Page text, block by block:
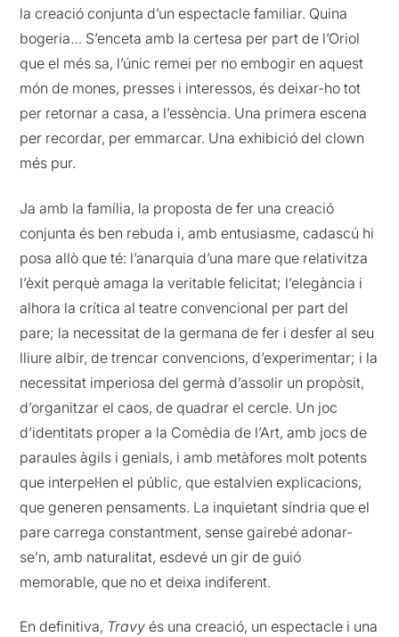
la creació conjunta d’un espectacle familiar. Quina
bogeria… S’enceta amb la certesa per part de l’Oriol
que el més sa, l’únic remei per no embogir en aquest
món de mones, presses i interessos, és deixar-ho tot
per retornar a casa, a l’essència. Una primera escena
per recordar, per emmarcar. Una exhibició del clown
més pur.
Ja amb la família, la proposta de fer una creació
conjunta és ben rebuda i, amb entusiasme, cadascú hi
posa allò que té: l’anarquia d’una mare que relativitza
l’èxit perquè amaga la veritable felicitat; l’elegància i
alhora la crítica al teatre convencional per part del
pare; la necessitat de la germana de fer i desfer al seu
lliure albir, de trencar convencions, d’experimentar; i la
necessitat imperiosa del germà d’assolir un propòsit,
d’organitzar el caos, de quadrar el cercle. Un joc
d’identitats proper a la Comèdia de l’Art, amb jocs de
paraules àgils i genials, i amb metàfores molt potents
que interpel·len el públic, que estalvien explicacions,
que generen pensaments. La inquietant síndria que el
pare carrega constantment, sense gairebé adonar-
se’n, amb naturalitat, esdevé un gir de guió
memorable, que no et deixa indiferent.
En definitiva, Travy és una creació, un espectacle i una